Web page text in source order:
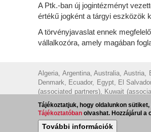
A Ptk.-ban új jogintézményt
értékű jogként a tárgyi eszközök
A törvényjavaslat ennek
vállalkozóra, amely magában
Algeria, Argentina, Australia, Austria,
Denmark, Ecuador, Egypt, El
(associated partners), Kuwait
New Zealand, Norway, North
Africa, Spain, Sweden, Switzerland,
© 2023 - Ecovis Hungary
Tájékoztatjuk, hogy oldalunkon
Tájékoztatóban olvashat. Hozzájárul a
További információk